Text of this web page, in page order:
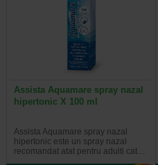
Assista Aquamare spray nazal
hipertonic X 100 ml
Assista Aquamare spray nazal
hipertonic este un spray nazal
recomandat atat pentru adulti cat…